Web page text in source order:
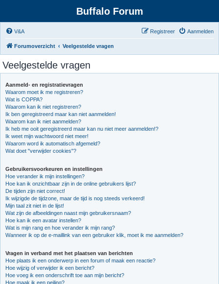
Buffalo Forum
V&A Aanmelden
Registreer
Forumoverzicht Veelgestelde vragen
Veelgestelde vragen
Aanmeld- en registratievragen
Waarom moet ik me registreren?
Wat is COPPA?
Waarom kan ik niet registreren?
Ik ben geregistreerd maar kan niet aanmelden!
Waarom kan ik niet aanmelden?
Ik heb me ooit geregistreerd maar kan nu niet meer aanmelden!?
Ik weet mijn wachtwoord niet meer!
Waarom word ik automatisch afgemeld?
Wat doet "verwijder cookies"?
Gebruikersvoorkeuren en instellingen
Hoe verander ik mijn instellingen?
Hoe kan ik onzichtbaar zijn in de online gebruikers lijst?
De tijden zijn niet correct!
Ik wijzigde de tijdzone, maar de tijd is nog steeds verkeerd!
Mijn taal zit niet in de lijst!
Wat zijn de afbeeldingen naast mijn gebruikersnaam?
Hoe kan ik een avatar instellen?
Wat is mijn rang en hoe verander ik mijn rang?
Wanneer ik op de e-maillink van een gebruiker klik, moet ik me aanmelden?
Vragen in verband met het plaatsen van berichten
Hoe plaats ik een onderwerp in een forum of maak een reactie?
Hoe wijzig of verwijder ik een bericht?
Hoe voeg ik een onderschrift toe aan mijn bericht?
Hoe maak ik een peiling?